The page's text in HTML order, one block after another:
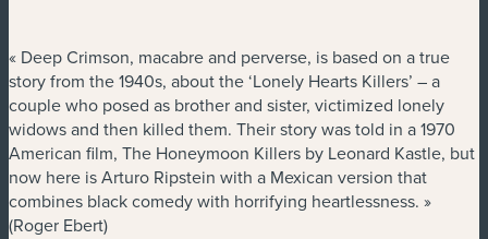
« Deep Crimson, macabre and perverse, is based on a true
story from the 1940s, about the ‘Lonely Hearts Killers’ – a
couple who posed as brother and sister, victimized lonely
widows and then killed them. Their story was told in a 1970
American film, The Honeymoon Killers by Leonard Kastle, but
now here is Arturo Ripstein with a Mexican version that
combines black comedy with horrifying heartlessness. »
(Roger Ebert)